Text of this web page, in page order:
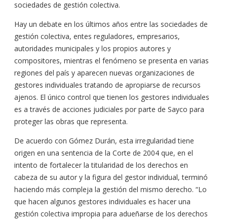
sociedades de gestión colectiva.
Hay un debate en los últimos años entre las sociedades de
gestión colectiva, entes reguladores, empresarios,
autoridades municipales y los propios autores y
compositores, mientras el fenómeno se presenta en varias
regiones del país y aparecen nuevas organizaciones de
gestores individuales tratando de apropiarse de recursos
ajenos. El único control que tienen los gestores individuales
es a través de acciones judiciales por parte de Sayco para
proteger las obras que representa.
De acuerdo con Gómez Durán, esta irregularidad tiene
origen en una sentencia de la Corte de 2004 que, en el
intento de fortalecer la titularidad de los derechos en
cabeza de su autor y la figura del gestor individual, terminó
haciendo más compleja la gestión del mismo derecho. “Lo
que hacen algunos gestores individuales es hacer una
gestión colectiva impropia para adueñarse de los derechos